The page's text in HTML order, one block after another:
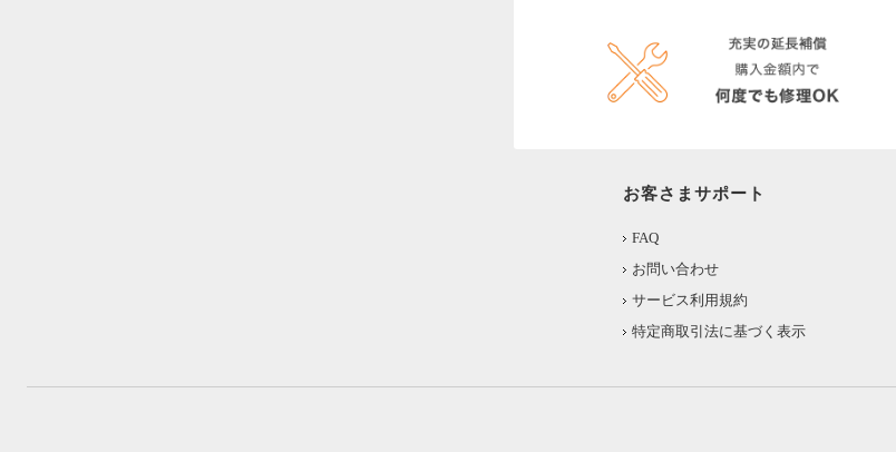
お客さまサポート
FAQ
お問い合わせ
サービス利用規約
特定商取引法に基づく表示